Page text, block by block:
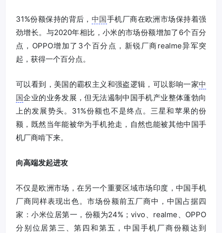
31%份额保持的背后， 中国手机厂商在欧洲市场保持着强
劲增长。与2020年相比，小米的市场份额增加了6个百分
点，OPPO增加了3个百分点，新锐厂商realme异军突
起，获得一个百分点。
可以看到，美国的霸权主义和强盗逻辑，可以影响一家中
国企业的业务发展，但无法遏制中国手机产业整体蓬勃向
上的发展势头。31%份额也不是终点。三星和苹果的份
额，既然当年能被华为手机抢走，自然也能被其他中国手
机厂商啃下来。
向高端发起进攻
不仅是欧洲市场，在另一个重要区域市场印度，中国手机
厂商同样表现出色。市场份额前五厂商中，中国占据四
家：小米位居第一，份额为24%；vivo、realme、OPPO
分别位居第三、第四和第五，中国手机厂商份额达到